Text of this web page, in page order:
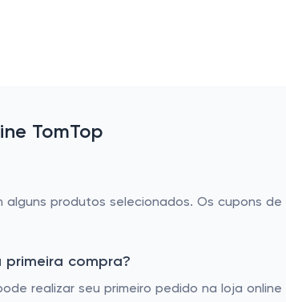
TomTop
produtos selecionados. Os cupons
compra?
realizar seu primeiro pedido na loja